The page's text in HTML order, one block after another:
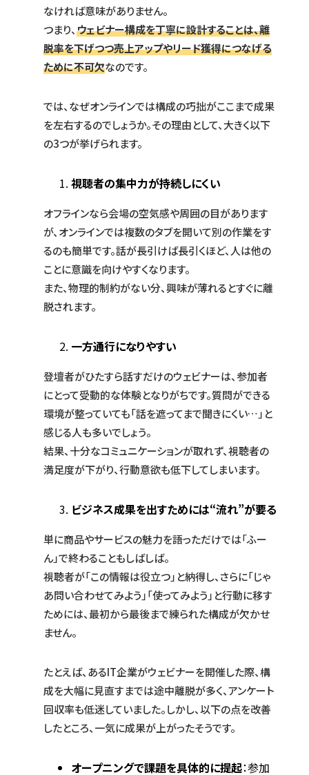
なければ意味がありません。
つまり、ウェビナー構成を丁寧に設計することは、離
脱率を下げつつ売上アップやリード獲得につなげる
ために不可欠なのです。
では、なぜオンラインでは構成の巧拙がここまで成果
を左右するのでしょうか。その理由として、大きく以下
の3つが挙げられます。
視聴者の集中力が持続しにくい
オフラインなら会場の空気感や周囲の目があります
が、オンラインでは複数のタブを開いて別の作業をす
るのも簡単です。話が長引けば長引くほど、人は他の
ことに意識を向けやすくなります。
また、物理的制約がない分、興味が薄れるとすぐに離
脱されます。
一方通行になりやすい
登壇者がひたすら話すだけのウェビナーは、参加者
にとって受動的な体験となりがちです。質問ができる
環境が整っていても「話を遮ってまで聞きにくい…」と
感じる人も多いでしょう。
結果、十分なコミュニケーションが取れず、視聴者の
満足度が下がり、行動意欲も低下してしまいます。
ビジネス成果を出すためには“流れ”が要る
単に商品やサービスの魅力を語っただけでは「ふー
ん」で終わることもしばしば。
視聴者が「この情報は役立つ」と納得し、さらに「じゃ
あ問い合わせてみよう」「使ってみよう」と行動に移す
ためには、最初から最後まで練られた構成が欠かせ
ません。
たとえば、あるIT企業がウェビナーを開催した際、構
成を大幅に見直すまでは途中離脱が多く、アンケート
回収率も低迷していました。しかし、以下の点を改善
したところ、一気に成果が上がったそうです。
オープニングで課題を具体的に提起：参加